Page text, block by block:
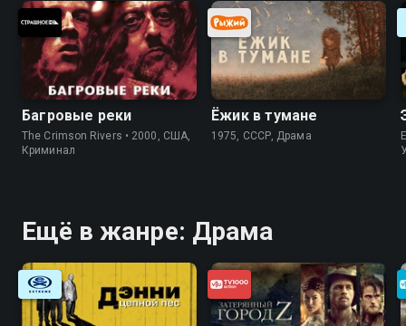
Багровые реки
The Crimson Rivers • 2000, США,
Криминал
Ёжик в тумане
1975, СССР, Драма
Ещё в жанре: Драма